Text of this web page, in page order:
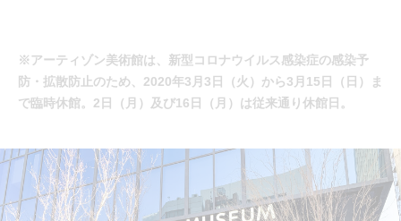
※アーティゾン美術館は、新型コロナウイルス感染症の感染予
防・拡散防止のため、2020年3月3日（火）から3月15日（日）ま
で臨時休館。2日（月）及び16日（月）は従来通り休館日。